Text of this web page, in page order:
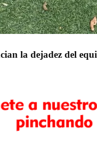
la dejadez del